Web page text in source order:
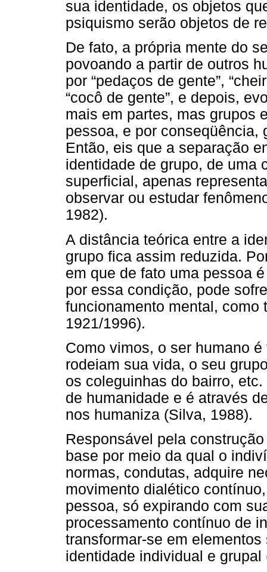
sua identidade, os objetos
psiquismo serão objetos de
De fato, a própria mente do
povoando a partir de outros
por “pedaços de gente”,
“cocô de gente”, e depois,
mais em partes, mas grupos
pessoa, e por conseqüência,
Então, eis que a separação
identidade de grupo, de uma
superficial, apenas
observar ou estudar
1982).
A distância teórica entre a
grupo fica assim reduzida.
em que de fato uma pessoa
por essa condição, pode
funcionamento mental, como
1921/1996).
Como vimos, o ser humano
rodeiam sua vida, o seu
os coleguinhas do bairro,
de humanidade e é através
nos humaniza (Silva, 1988).
Responsável pela
base por meio da qual o
normas, condutas, adquire
movimento dialético
pessoa, só expirando com
processamento contínuo de
transformar-se em
identidade individual e grupal